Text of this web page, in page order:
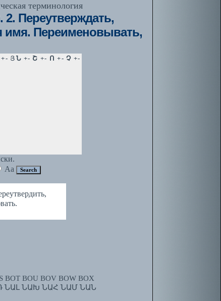
терминология
Переутверждать,
имя. Переименовывать,
Aa
BOT BOU BOV BOW BOX
ՆԱԼ ՆԱԽ ՆԱՀ ՆԱՄ ՆԱՆ